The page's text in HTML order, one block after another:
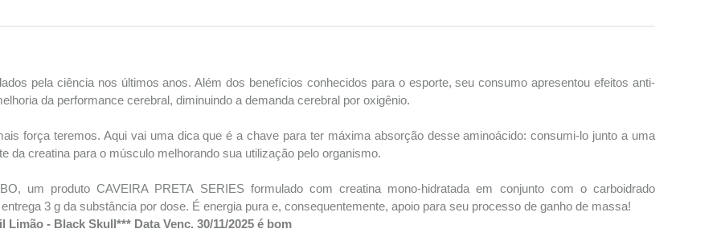
pela ciência nos últimos anos. Além dos benefícios conhecidos para o esporte, seu consumo apresentou efeitos anti-
da performance cerebral, diminuindo a demanda cerebral por oxigênio.
força teremos. Aqui vai uma dica que é a chave para ter máxima absorção desse aminoácido: consumi-lo junto a uma
da creatina para o músculo melhorando sua utilização pelo organismo.
um produto CAVEIRA PRETA SERIES formulado com creatina mono-hidratada em conjunto com o carboidrado
3 g da substância por dose. É energia pura e, consequentemente, apoio para seu processo de ganho de massa!
- Black Skull*** Data Venc. 30/11/2025 é bom